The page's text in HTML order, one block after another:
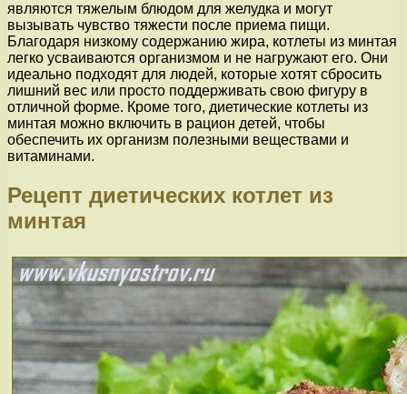
являются тяжелым блюдом для желудка и могут
вызывать чувство тяжести после приема пищи.
Благодаря низкому содержанию жира, котлеты из минтая
легко усваиваются организмом и не нагружают его. Они
идеально подходят для людей, которые хотят сбросить
лишний вес или просто поддерживать свою фигуру в
отличной форме. Кроме того, диетические котлеты из
минтая можно включить в рацион детей, чтобы
обеспечить их организм полезными веществами и
витаминами.
Рецепт диетических котлет из
минтая